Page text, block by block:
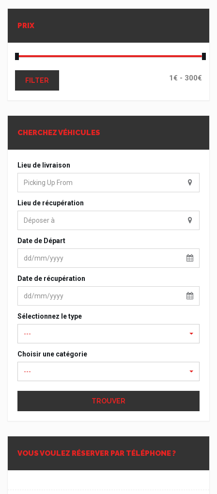
PRIX
FILTER
CHERCHEZ VÉHICULES
Lieu de livraison
Lieu de récupération
Date de Départ
Date de récupération
Sélectionnez le type
---
Choisir une catégorie
---
TROUVER
VOUS VOULEZ RÉSERVER PAR TÉLÉPHONE ?